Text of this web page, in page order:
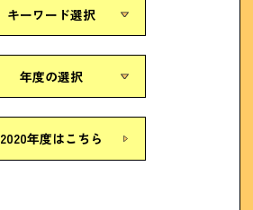
キーワード選択
年度の選択
2020年度はこちら